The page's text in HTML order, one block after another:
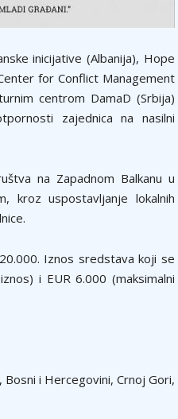
inicijative (Albanija), Hope
for Conflict Management
centrom DamaD (Srbija)
zajednica na nasilni
na Zapadnom Balkanu u
kroz uspostavljanje lokalnih
Iznos sredstava koji se
i EUR 6.000 (maksimalni
i Hercegovini, Crnoj Gori,